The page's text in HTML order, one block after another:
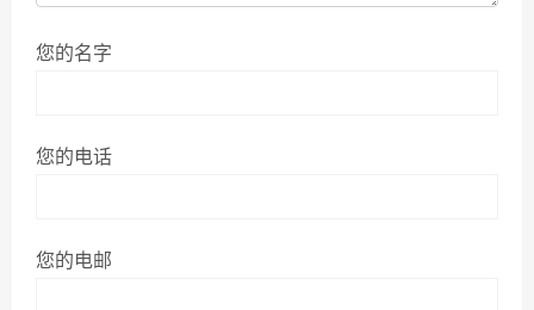
您的名字
您的电话
您的电邮